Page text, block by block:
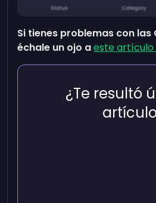
Si tienes problemas con las
échale un ojo aeste
¿Te resultó